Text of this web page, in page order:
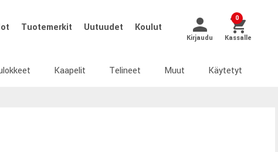
Tuotemerkit Uutuudet Koulut
Kirjaudu
0
Kassalle
Kaapelit Telineet Muut Käytetyt